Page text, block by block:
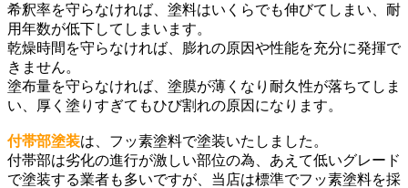
希釈率を守らなければ、塗料はいくらでも伸びてしまい、耐
用年数が低下してしまいます。
乾燥時間を守らなければ、膨れの原因や性能を充分に発揮で
きません。
塗布量を守らなければ、塗膜が薄くなり耐久性が落ちてしま
い、厚く塗りすぎてもひび割れの原因になります。
付帯部塗装は、フッ素塗料で塗装いたしました。
付帯部は劣化の進行が激しい部位の為、あえて低いグレード
で塗装する業者も多いですが、当店は標準でフッ素塗料を採